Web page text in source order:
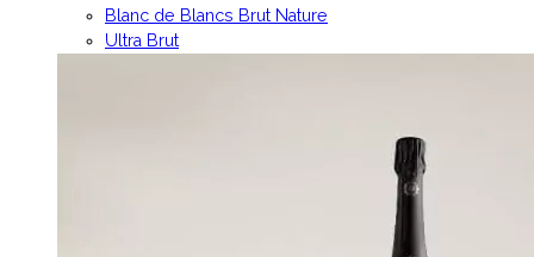
Blanc de Blancs Brut Nature
Ultra Brut